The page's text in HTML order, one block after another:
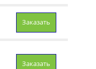
Заказать
Заказать